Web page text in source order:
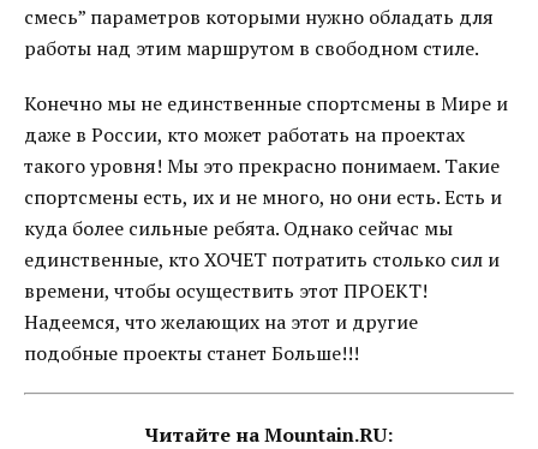
смесь” параметров которыми нужно обладать для
работы над этим маршрутом в свободном стиле.
Конечно мы не единственные спортсмены в Мире и
даже в России, кто может работать на проектах
такого уровня! Мы это прекрасно понимаем. Такие
спортсмены есть, их и не много, но они есть. Есть и
куда более сильные ребята. Однако сейчас мы
единственные, кто ХОЧЕТ потратить столько сил и
времени, чтобы осуществить этот ПРОЕКТ!
Надеемся, что желающих на этот и другие
подобные проекты станет Больше!!!
Читайте на Mountain.RU: